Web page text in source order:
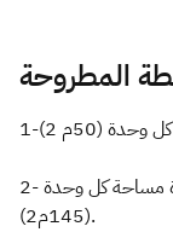
2- وحدات سكنية للعوائل عدد (24) وحدة مساحة كل وحدة
(145م2).